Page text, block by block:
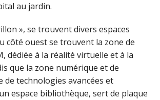
au jardin.
», se trouvent divers espaces
côté ouest se trouvent la zone de
dédiée à la réalité virtuelle et à la
que la zone numérique et de
de technologies avancées et
espace bibliothèque, sert de plaque